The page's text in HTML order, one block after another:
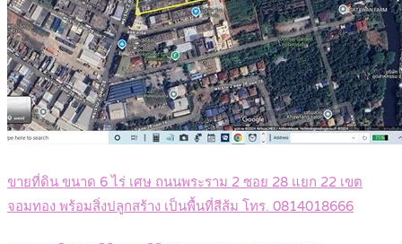
ขายที่ดิน ขนาด 6 ไร่ เศษ ถนนพระราม 2 ซอย 28 แยก 22 เขต
จอมทอง พร้อมสิ่งปลูกสร้าง เป็นพื้นที่สีส้ม โทร. 0814018666